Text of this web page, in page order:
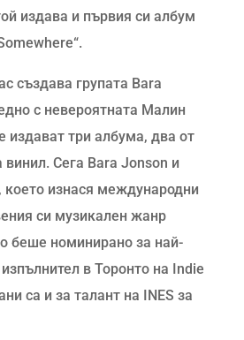
издава и първия си албум
създава групата Bara
с невероятната Малин
издават три албума, два от
винил. Сега Bara Jonson и
което изнася международни
си музикален жанр
беше номинирано за най-
в Торонто на Indie
са и за талант на INES за